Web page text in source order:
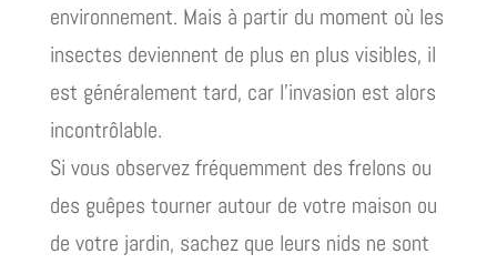
environnement. Mais à partir du moment où les
insectes deviennent de plus en plus visibles, il
est généralement tard, car l’invasion est alors
incontrôlable.
Si vous observez fréquemment des frelons ou
des guêpes tourner autour de votre maison ou
de votre jardin, sachez que leurs nids ne sont